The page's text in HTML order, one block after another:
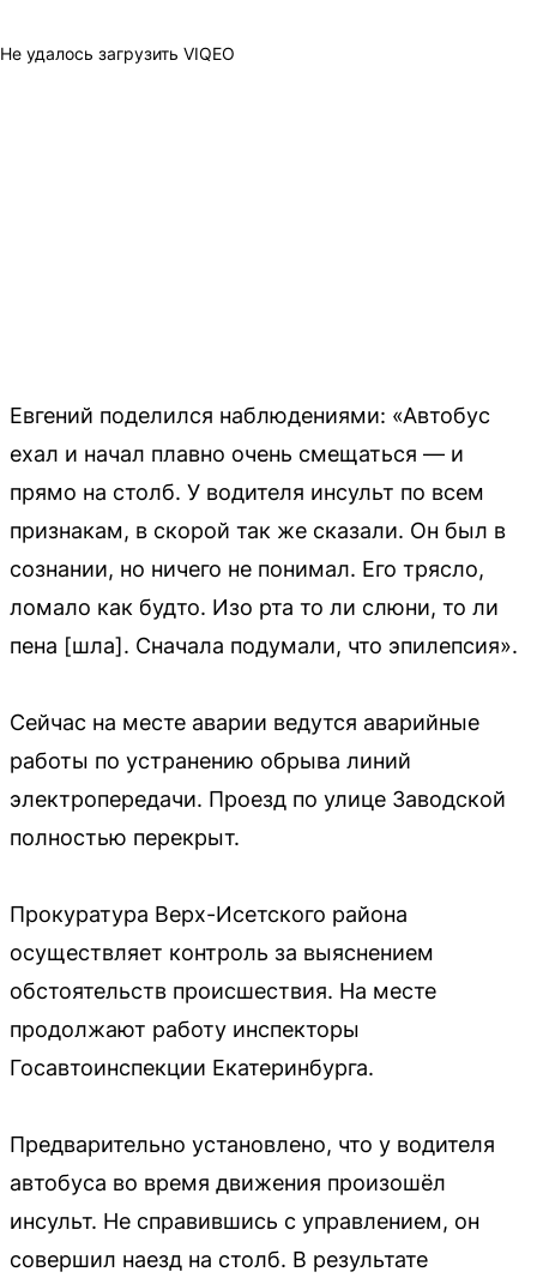
Не удалось загрузить VIQEO
Евгений поделился наблюдениями: «Автобус
ехал и начал плавно очень смещаться — и
прямо на столб. У водителя инсульт по всем
признакам, в скорой так же сказали. Он был в
сознании, но ничего не понимал. Его трясло,
ломало как будто. Изо рта то ли слюни, то ли
пена [шла]. Сначала подумали, что эпилепсия».
Сейчас на месте аварии ведутся аварийные
работы по устранению обрыва линий
электропередачи. Проезд по улице Заводской
полностью перекрыт.
Прокуратура Верх-Исетского района
осуществляет контроль за выяснением
обстоятельств происшествия. На месте
продолжают работу инспекторы
Госавтоинспекции Екатеринбурга.
Предварительно установлено, что у водителя
автобуса во время движения произошёл
инсульт. Не справившись с управлением, он
совершил наезд на столб. В результате